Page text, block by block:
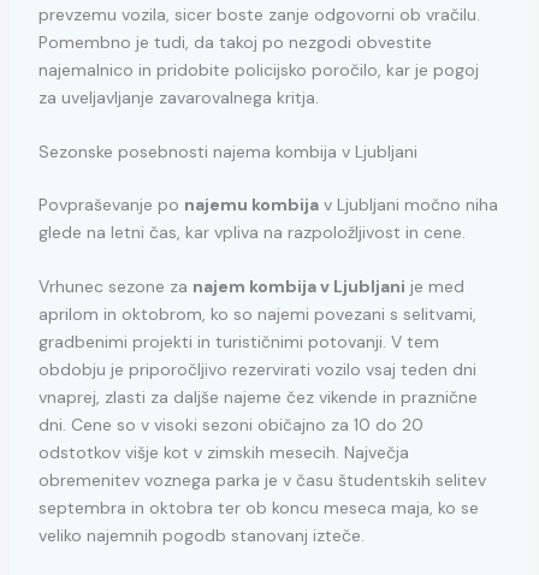
prevzemu vozila, sicer boste zanje odgovorni ob vračilu.
Pomembno je tudi, da takoj po nezgodi obvestite
najemalnico in pridobite policijsko poročilo, kar je pogoj
za uveljavljanje zavarovalnega kritja.
Sezonske posebnosti najema kombija v Ljubljani
Povpraševanje po najemu kombijav Ljubljani močno niha
glede na letni čas, kar vpliva na razpoložljivost in cene.
Vrhunec sezone za najem kombija v Ljubljani je med
aprilom in oktobrom, ko so najemi povezani s selitvami,
gradbenimi projekti in turističnimi potovanji. V tem
obdobju je priporočljivo rezervirati vozilo vsaj teden dni
vnaprej, zlasti za daljše najeme čez vikende in praznične
dni. Cene so v visoki sezoni običajno za 10 do 20
odstotkov višje kot v zimskih mesecih. Največja
obremenitev voznega parka je v času študentskih selitev
septembra in oktobra ter ob koncu meseca maja, ko se
veliko najemnih pogodb stanovanj izteče.